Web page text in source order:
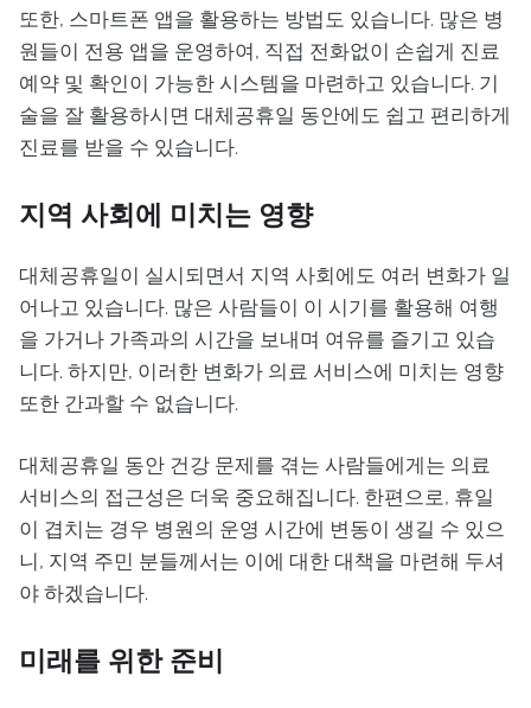
또한, 스마트폰 앱을 활용하는 방법도 있습니다. 많은 병
원들이 전용 앱을 운영하여, 직접 전화없이 손쉽게 진료
예약 및 확인이 가능한 시스템을 마련하고 있습니다. 기
술을 잘 활용하시면 대체공휴일 동안에도 쉽고 편리하게
진료를 받을 수 있습니다.
지역 사회에 미치는 영향
대체공휴일이 실시되면서 지역 사회에도 여러 변화가 일
어나고 있습니다. 많은 사람들이 이 시기를 활용해 여행
을 가거나 가족과의 시간을 보내며 여유를 즐기고 있습
니다. 하지만, 이러한 변화가 의료 서비스에 미치는 영향
또한 간과할 수 없습니다.
대체공휴일 동안 건강 문제를 겪는 사람들에게는 의료
서비스의 접근성은 더욱 중요해집니다. 한편으로, 휴일
이 겹치는 경우 병원의 운영 시간에 변동이 생길 수 있으
니, 지역 주민 분들께서는 이에 대한 대책을 마련해 두셔
야 하겠습니다.
미래를 위한 준비